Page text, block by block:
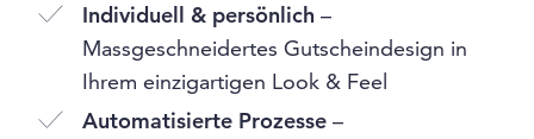
Individuell & persönlich –
Massgeschneidertes Gutscheindesign in
Ihrem einzigartigen Look & Feel
Automatisierte Prozesse –